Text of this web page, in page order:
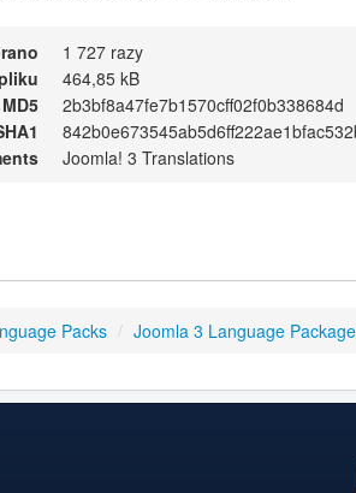
1 727 razy
464,85 kB
2b3bf8a47fe7b1570cff02f0b338684d
Joomla! 3 Translations
Packs / Joomla 3 Language